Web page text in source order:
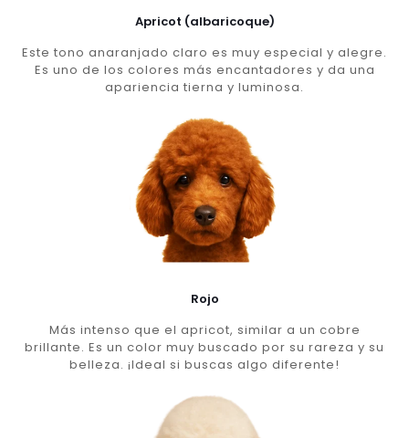
Apricot (albaricoque)
Este tono anaranjado claro es muy especial y alegre.
Es uno de los colores más encantadores y da una
apariencia tierna y luminosa.
Rojo
Más intenso que el apricot, similar a un cobre
brillante. Es un color muy buscado por su rareza y su
belleza. ¡Ideal si buscas algo diferente!